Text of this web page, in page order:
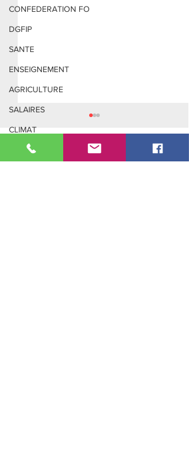
CONFEDERATION FO
DGFIP
SANTE
ENSEIGNEMENT
AGRICULTURE
SALAIRES
CLIMAT
CHÔMAGE Adresse :